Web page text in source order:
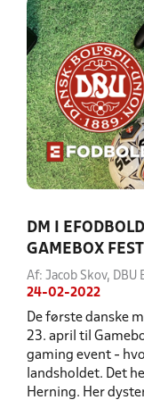
DM I
GAMEBOX
Af: Jacob Skov, DBU
24-02-2022
De første danske
23. april til
gaming event -
landsholdet. Det
Herning. Her